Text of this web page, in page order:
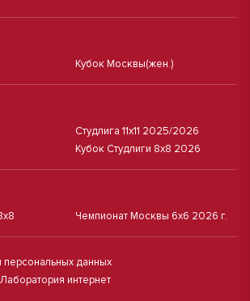
Кубок Москвы(жен.)
Студлига 11х11 2025/2026
Кубок Студлиги 8х8 2026
Чемпионат Москвы 6х6 2026 г.
персональных данных
Лаборатория интернет